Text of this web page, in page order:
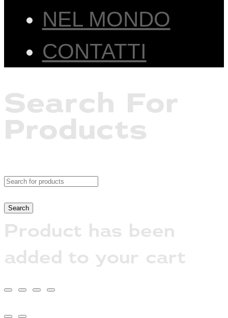
NEL MONDO
CONTATTI
Search For
Products
Product has been
added to your cart